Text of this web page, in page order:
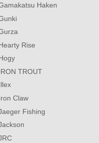
Haken
Rise
TROUT
Claw
Fishing